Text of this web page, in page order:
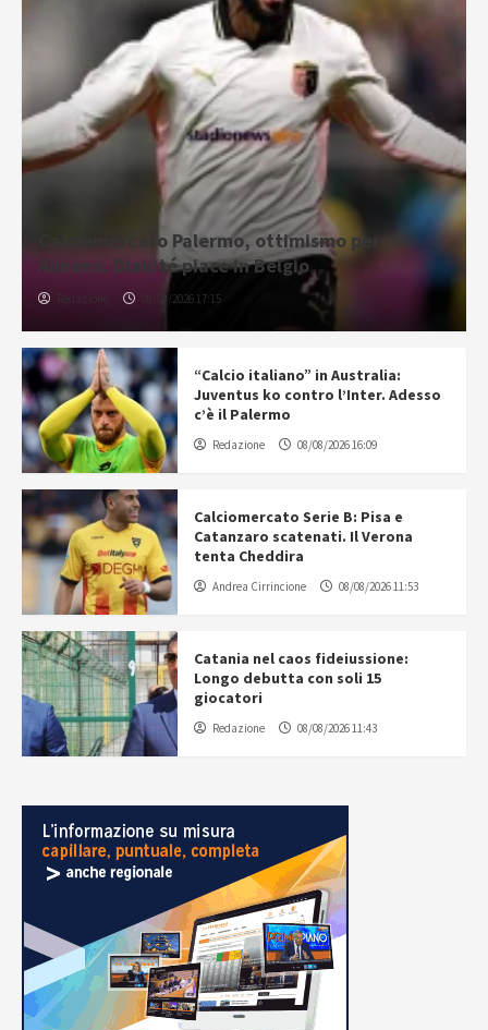
Calciomercato Palermo, ottimismo per
Almena. Diakité piace in Belgio
08/08/2026 17:15
“Calcio italiano” in Australia:
Juventus ko contro l’Inter. Adesso
c’è il Palermo
Redazione 08/08/2026 16:09
Calciomercato Serie B: Pisa e
Catanzaro scatenati. Il Verona
tenta Cheddira
Andrea Cirrincione 08/08/2026 11:53
Catania nel caos fideiussione:
Longo debutta con soli 15
giocatori
Redazione 08/08/2026 11:43